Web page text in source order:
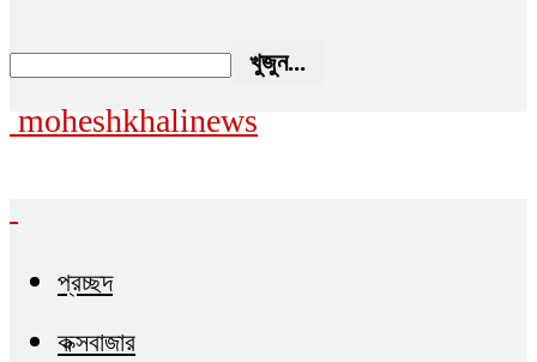
moheshkhalinews
প্রচ্ছদ
কক্সবাজার